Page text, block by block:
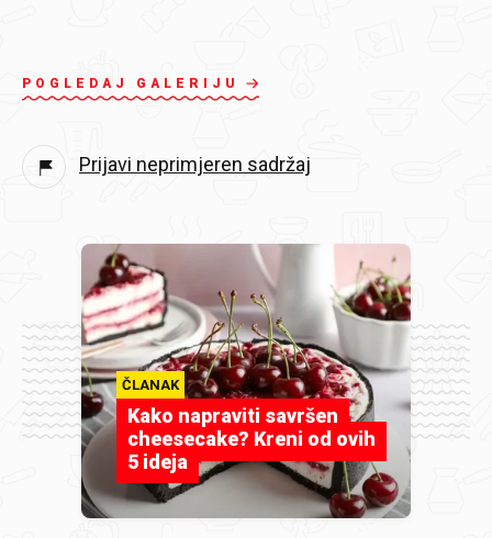
POGLEDAJ GALERIJU
Prijavi neprimjeren sadržaj
ČLANAK
Kako napraviti savršen
cheesecake? Kreni od ovih
5 ideja